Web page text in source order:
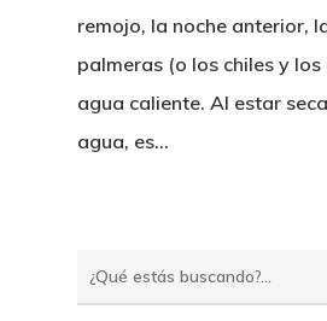
remojo, la noche anterior,
palmeras (o los chiles y los
agua caliente. Al estar
agua, es…